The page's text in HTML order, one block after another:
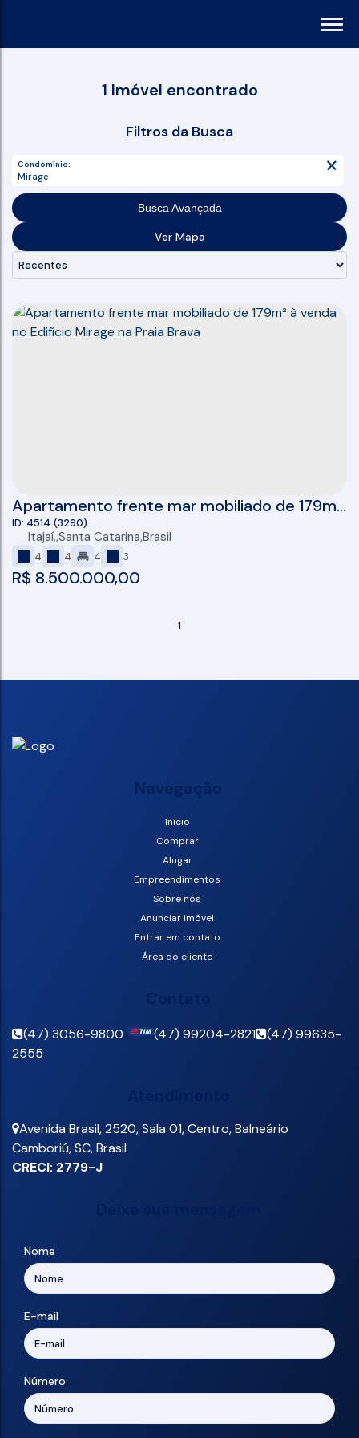
1 Imóvel encontrado
Condomínio:
Mirage
Busca Avançada
Ver Mapa
Apartamento frente mar mobiliado de 179m²
à venda no Edifício Mirage na Praia Brava
R$ 8.500.000,00
4514 (3290)
Itajaí,Santa Catarina,Brasil
4 4 4 3
1
Navegação
Início
Comprar
Alugar
Empreendimentos
Sobre nós
Anunciar imóvel
Entrar em contato
Área do cliente
(47) 3056-9800 (47) 99204-2821
(47) 99635-
2555
Avenida Brasil,2520,Sala 01,Centro,Balneário
Camboriú,SC,Brasil
CRECI: 2779-J
Nome
E-mail
Número